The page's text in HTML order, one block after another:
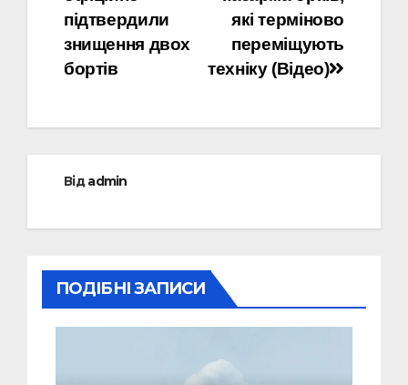
які терміново
переміщують
техніку (Відео)
підтвердили
знищення двох
бортів
Відadmin
ПОДІБНІ ЗАПИСИ